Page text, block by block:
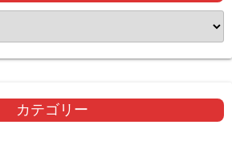
カテゴリー